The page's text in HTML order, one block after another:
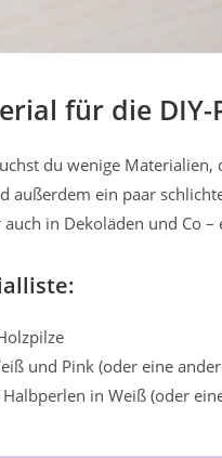
für die DIY-
du wenige
außerdem ein paar
auch in Dekoläden und Co
und Pink (oder eine
in Weiß (oder